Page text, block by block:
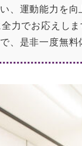
、運動能力を
力でお応えし
、是非一度無料